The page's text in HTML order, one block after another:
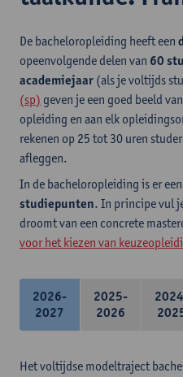
De bacheloropleiding heeft een
opeenvolgende delen van 60
academiejaar (als je voltijds
(sp) geven je een goed beeld
opleiding en aan elk
rekenen op 25 tot 30 uren
afleggen.
In de bacheloropleiding is er een
studiepunten. In principe vul
droomt van een concrete
voor het kiezen van
2026-
2027
2025-
2026
Het voltijdse modeltraject